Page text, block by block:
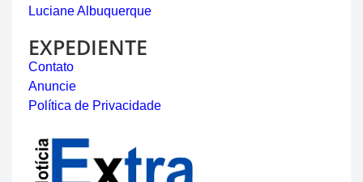
Luciane Albuquerque
EXPEDIENTE
Contato
Anuncie
Política de Privacidade